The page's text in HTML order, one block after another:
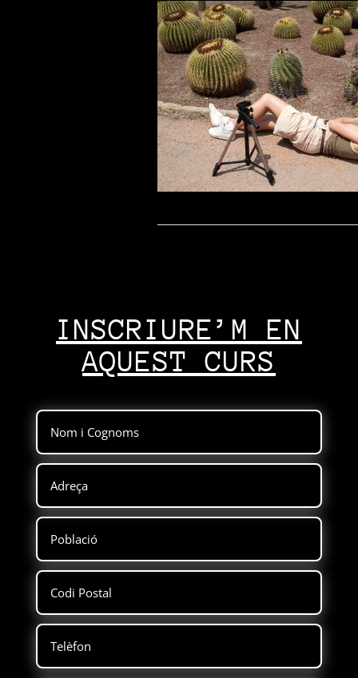
INSCRIURE’M EN
AQUEST CURS